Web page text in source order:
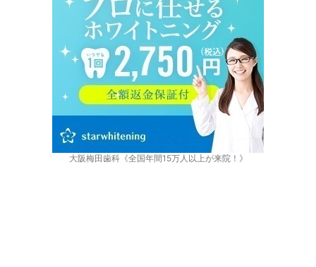
大阪梅田歯科《全国年間15万人以上が来院！》